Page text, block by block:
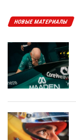
НОВЫЕ МАТЕРИАЛЫ